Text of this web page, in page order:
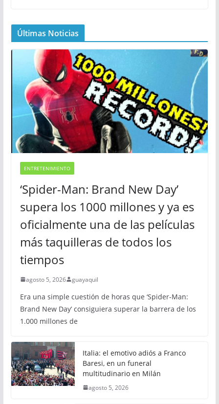
Últimas Noticias
ENTRETENIMIENTO
‘Spider-Man: Brand New Day’
supera los 1000 millones y ya es
oficialmente una de las películas
más taquilleras de todos los
tiempos
agosto 5, 2026 guayaquil
Era una simple cuestión de horas que ‘Spider-Man:
Brand New Day’ consiguiera superar la barrera de los
1.000 millones de
Italia: el emotivo adiós a Franco
Baresi, en un funeral
multitudinario en Milán
agosto 5, 2026